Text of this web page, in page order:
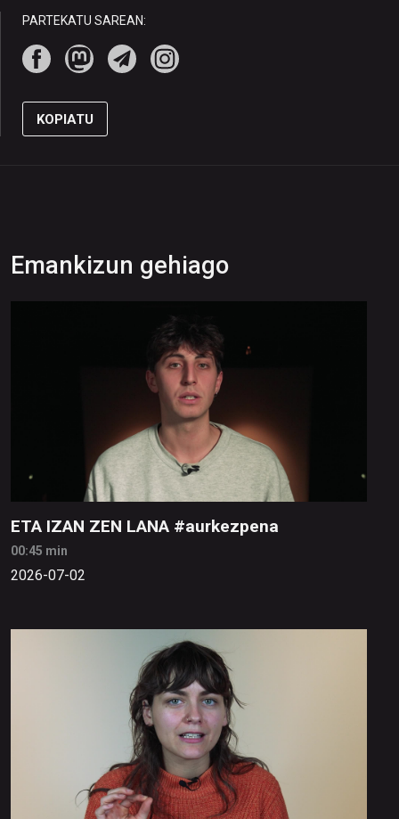
PARTEKATU SAREAN:
KOPIATU
Emankizun gehiago
ETA IZAN ZEN LANA #aurkezpena
00:45 min
2026-07-02